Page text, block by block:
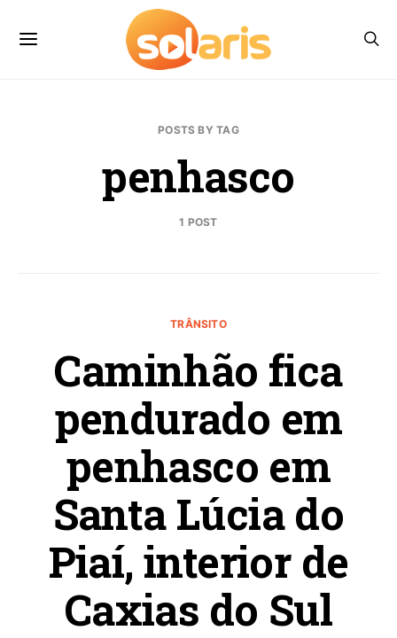
POSTS BY TAG
penhasco
1 POST
TRÂNSITO
Caminhão fica
pendurado em
penhasco em
Santa Lúcia do
Piaí, interior de
Caxias do Sul